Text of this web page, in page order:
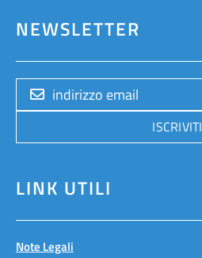
NEWSLETTER
ISCRIVITI
LINK UTILI
Note Legali